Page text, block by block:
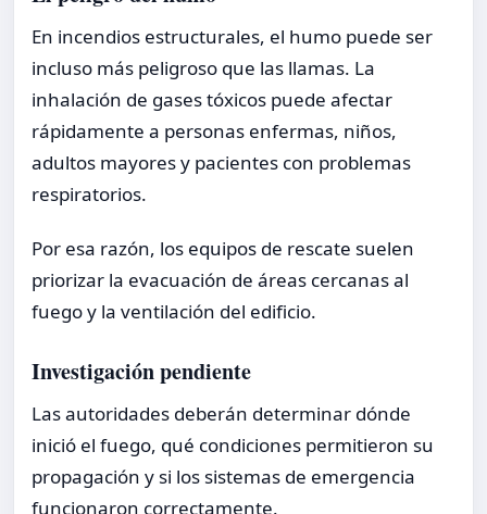
En incendios estructurales, el humo puede ser
incluso más peligroso que las llamas. La
inhalación de gases tóxicos puede afectar
rápidamente a personas enfermas, niños,
adultos mayores y pacientes con problemas
respiratorios.
Por esa razón, los equipos de rescate suelen
priorizar la evacuación de áreas cercanas al
fuego y la ventilación del edificio.
Investigación pendiente
Las autoridades deberán determinar dónde
inició el fuego, qué condiciones permitieron su
propagación y si los sistemas de emergencia
funcionaron correctamente.